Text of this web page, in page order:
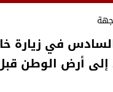
في زيارة
أرض الوطن